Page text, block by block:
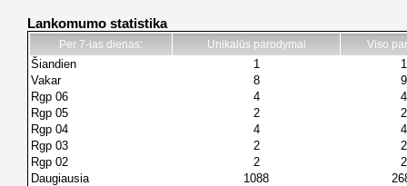
Lankomumo statistika
Per 7-ias dienas: Unikalūs parodymai Viso
Šiandien 1
1
Vakar
8
9
Rgp 06
4
4
Rgp 05
2
2
Rgp 04
4
4
Rgp 03
2
2
Rgp 02
2
2
Daugiausia
1088